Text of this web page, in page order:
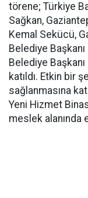
törene; Türkiye
Sağkan,
Kemal Sekücü,
Belediye
Belediye
katıldı. Etkin bir
sağlanmasına
Yeni Hizmet
meslek